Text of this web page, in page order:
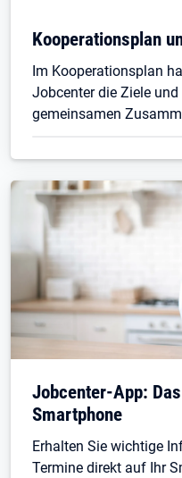
Kooperationsplan
Im Kooperationsplan
Jobcenter die Ziele
gemeinsamen
Jobcenter-App:
Smartphone
Erhalten Sie wichtige
Termine direkt auf Ihr